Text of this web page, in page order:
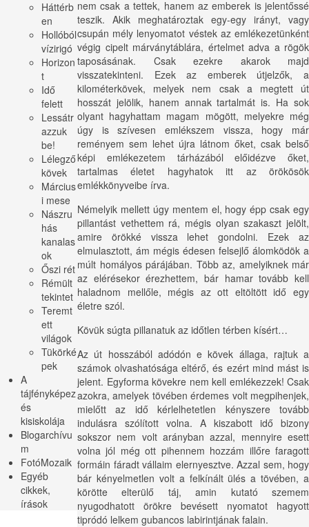
nem csak a tettek, hanem az emberek is jelentőssé
teszik. Akik meghatároztak egy-egy irányt, vagy
csupán mély lenyomatot véstek az emlékezetünként
végig cipelt márványtáblára, értelmet adva a rögök
taposásának. Csak ezekre akarok majd
visszatekinteni. Ezek az emberek útjelzők, a
kilométerkövek, melyek nem csak a megtett út
hosszát jelölik, hanem annak tartalmát is. Ha sok
olyant hagyhattam magam mögött, melyekre még
úgy is szívesen emlékszem vissza, hogy már
reményem sem lehet újra látnom őket, csak belső
képi emlékezetem tárházából előidézve őket,
tartalmas életet hagyhatok itt az örökösök
emlékkönyveibe írva.
Némelyik mellett úgy mentem el, hogy épp csak egy
pillantást vethettem rá, mégis olyan szakaszt jelölt,
amire örökké vissza lehet gondolni. Ezek az
elmulasztott, ám mégis édesen felsejlő álomködök a
múlt homályos párájában. Több az, amelyiknek már
az elérésekor érezhettem, bár hamar tovább kell
haladnom mellőle, mégis az ott eltöltött idő egy
életre szól.
Kövük súgta pillanatuk az időtlen térben kísért…
Az út hosszából adódón e kövek állaga, rajtuk a
számok olvashatósága eltérő, és ezért mind mást is
jelent. Egyforma kövekre nem kell emlékezzek! Csak
azokra, amelyek tövében érdemes volt megpihenjek,
mielőtt az idő kérlelhetetlen kényszere tovább
indulásra szólított volna. A kiszabott idő bizony
sokszor nem volt arányban azzal, mennyire esett
volna jól még ott pihennem hozzám illőre faragott
formáin fáradt vállaim elernyesztve. Azzal sem, hogy
bár kényelmetlen volt a felkínált ülés a tövében, a
körötte elterülő táj, amin kutató szemem
nyugodhatott örökre bevésett nyomatot hagyott
tipródó lelkem gubancos labirintjának falain.
Háttérb
en
Hollóból
vízirigó
Horizon
t
Idő
felett
Lessátr
azzuk
be!
Lélegző
kövek
Március
i mese
Nászru
hás
kanalas
ok
Őszi rét
Rémült
tekintet
Teremt
ett
világok
Tükörké
pek
A
tájfényképez
és
kisiskolája
Blogarchívu
m
FotóMozaik
Egyéb
cikkek,
írások